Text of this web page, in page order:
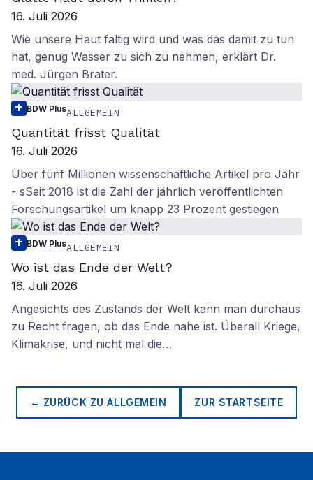
16. Juli 2026
Wie unsere Haut faltig wird und was das damit zu tun
hat, genug Wasser zu sich zu nehmen, erklärt Dr.
med. Jürgen Brater.
BDW PlusALLGEMEIN
Quantität frisst Qualität
16. Juli 2026
Über fünf Millionen wissenschaftliche Artikel pro Jahr
- sSeit 2018 ist die Zahl der jährlich veröffentlichten
Forschungsartikel um knapp 23 Prozent gestiegen
BDW PlusALLGEMEIN
Wo ist das Ende der Welt?
16. Juli 2026
Angesichts des Zustands der Welt kann man durchaus
zu Recht fragen, ob das Ende nahe ist. Überall Kriege,
Klimakrise, und nicht mal die…
← ZURÜCK ZUALLGEMEIN ZUR STARTSEITE